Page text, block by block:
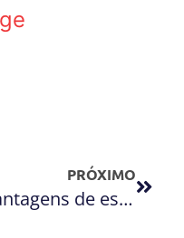
PRÓXIMO
Vantagens de escolher o Rent a Box